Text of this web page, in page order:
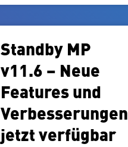
Standby MP
v11.6 – Neue
Features und
Ver­bes­se­run­gen
jetzt verfügbar